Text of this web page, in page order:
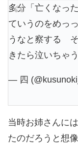
多分「亡くなっ
ていうのをめっ
うなと察する
きたら泣いちゃ
— 四
当時お姉さんに
たのだろうと想像